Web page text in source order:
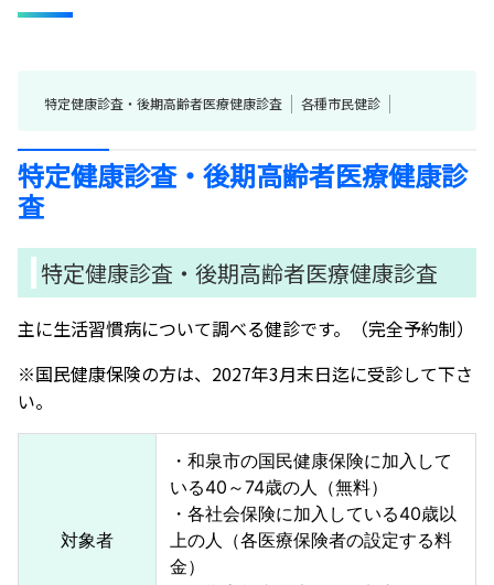
特定健康診査・後期高齢者医療健康診査 各種市民健診
特定健康診査・後期高齢者医療健康診
査
特定健康診査・後期高齢者医療健康診査
主に生活習慣病について調べる健診です。（完全予約制）
※国民健康保険の方は、2027年3月末日迄に受診して下さ
い。
対象者
・和泉市の国民健康保険に加入して
いる40～74歳の人（無料）
・各社会保険に加入している40歳以
上の人（各医療保険者の設定する料
金）